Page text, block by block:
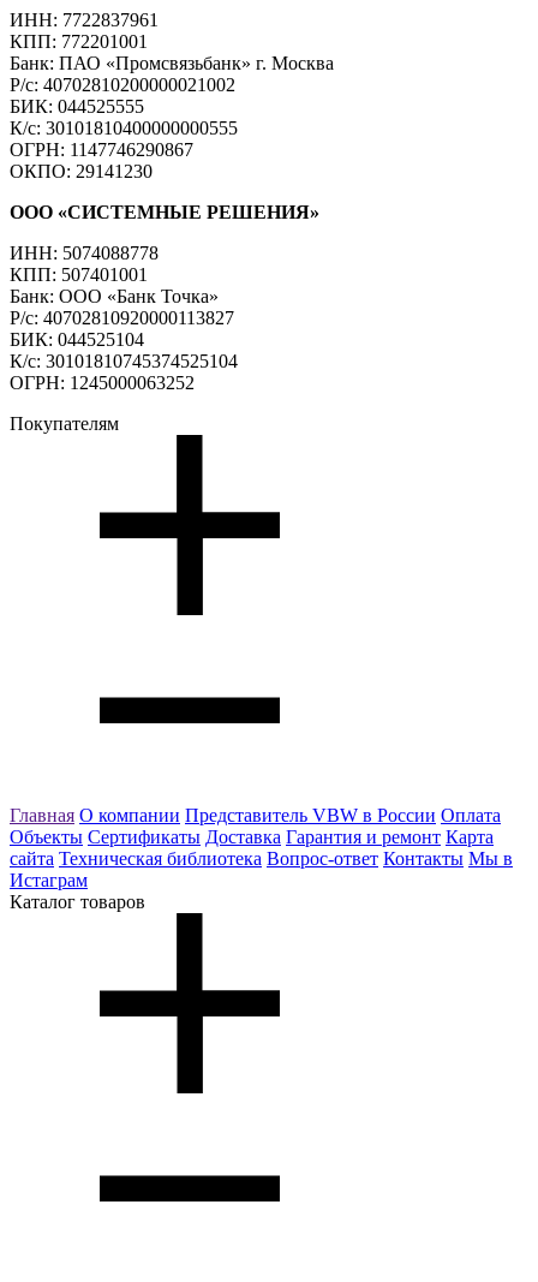
ИНН: 7722837961
КПП: 772201001
Банк: ПАО «Промсвязьбанк» г. Москва
Р/с: 40702810200000021002
БИК: 044525555
К/с: 30101810400000000555
ОГРН: 1147746290867
ОКПО: 29141230
ООО «СИСТЕМНЫЕ РЕШЕНИЯ»
ИНН: 5074088778
КПП: 507401001
Банк: ООО «Банк Точка»
Р/с: 40702810920000113827
БИК: 044525104
К/с: 30101810745374525104
ОГРН: 1245000063252
Покупателям
Главная О компании Представитель VBW в России Оплата
Объекты Сертификаты Доставка Гарантия и ремонт Карта
сайта Техническая библиотека Вопрос-ответ Контакты Мы в
Истаграм
Каталог товаров